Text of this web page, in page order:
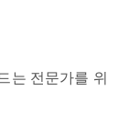
는 전문가를 위